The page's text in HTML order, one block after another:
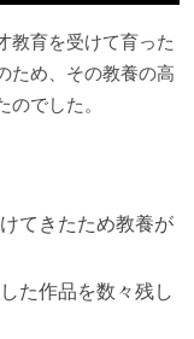
教育を受けて育った
ため、その教養の高
でした。
てきたため教養が
た作品を数々残し